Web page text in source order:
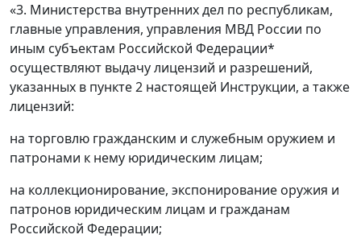
«3. Министерства внутренних дел по республикам,
главные управления, управления МВД России по
иным субъектам Российской Федерации*
осуществляют выдачу лицензий и разрешений,
указанных в пункте 2 настоящей Инструкции, а также
лицензий:
на торговлю гражданским и служебным оружием и
патронами к нему юридическим лицам;
на коллекционирование, экспонирование оружия и
патронов юридическим лицам и гражданам
Российской Федерации;